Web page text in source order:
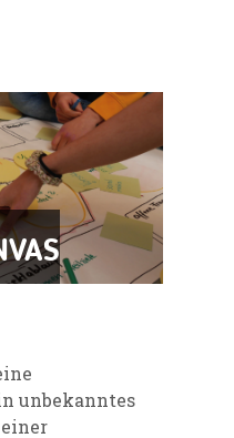
unbekanntes